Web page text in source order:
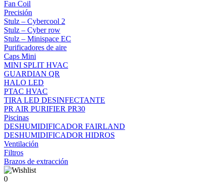
Fan Coil
Precisión
Stulz – Cybercool 2
Stulz – Cyber row
Stulz – Minispace EC
Purificadores de aire
Caps Mini
MINI SPLIT HVAC
GUARDIAN QR
HALO LED
PTAC HVAC
TIRA LED DESINFECTANTE
PR AIR PURIFIER PR30
Piscinas
DESHUMIDIFICADOR FAIRLAND
DESHUMIDIFICADOR HIDROS
Ventilación
Filtros
Brazos de extracción
0